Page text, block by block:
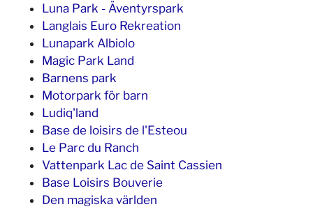
Luna Park - Äventyrspark
Langlais Euro Rekreation
Lunapark Albiolo
Magic Park Land
Barnens park
Motorpark för barn
Ludiq'land
Base de loisirs de l'Esteou
Le Parc du Ranch
Vattenpark Lac de Saint Cassien
Base Loisirs Bouverie
Den magiska världen